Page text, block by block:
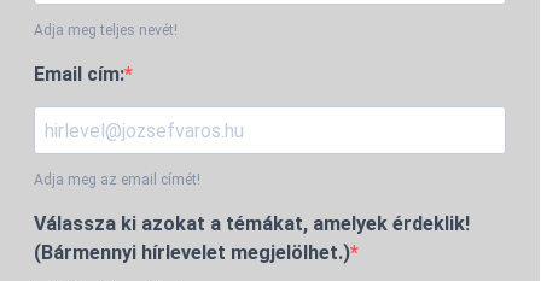
Adja meg teljes nevét!
Email cím:
Adja meg az email címét!
Válassza ki azokat a témákat, amelyek érdeklik!
(Bármennyi hírlevelet megjelölhet.)